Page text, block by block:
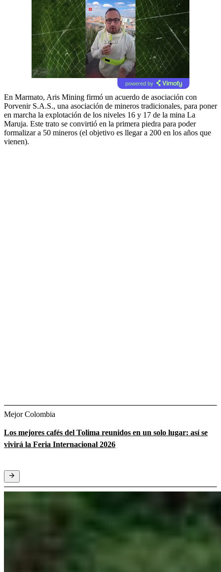
powered by
En Marmato, Aris Mining firmó un acuerdo de asociación con
Porvenir S.A.S., una asociación de mineros tradicionales, para poner
en marcha la explotación de los niveles 16 y 17 de la mina La
Maruja. Este trato se convirtió en la primera piedra para poder
formalizar a 50 mineros (el objetivo es llegar a 200 en los años que
vienen).
Mejor Colombia
Los mejores cafés del Tolima reunidos en un solo lugar: así se
vivirá la Feria Internacional 2026